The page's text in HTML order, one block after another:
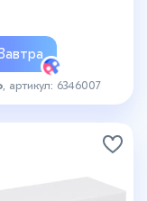
, артикул: 6346007